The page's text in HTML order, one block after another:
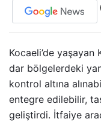
Kocaeli’de yaşayan
dar bölgelerdeki
kontrol altına
entegre edilebilir,
geliştirdi. İtfaiye